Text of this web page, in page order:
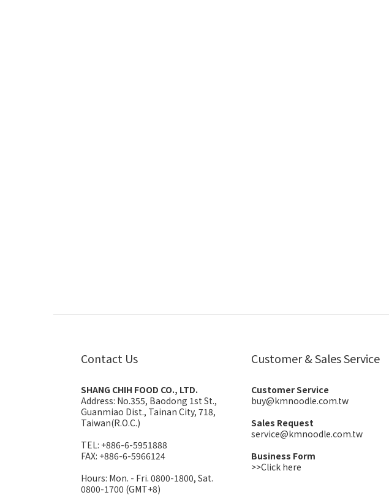
Contact Us
SHANG CHIH FOOD CO., LTD.
Address: No.355, Baodong 1st St.,
Guanmiao Dist., Tainan City, 718,
Taiwan(R.O.C.)
TEL: +886-6-5951888
FAX: +886-6-5966124
Hours: Mon. - Fri. 0800-1800, Sat.
0800-1700 (GMT+8)
Customer & Sales Service
Customer Service
buy@kmnoodle.com.tw
Sales Request
service@kmnoodle.com.tw
Business Form
>>Click here